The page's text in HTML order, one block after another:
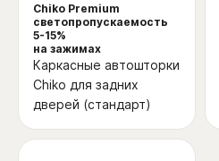
Chiko Premium
светопропускаемость
5-15%
на зажимах
Каркасные автошторки
Chiko для задних
дверей (стандарт)